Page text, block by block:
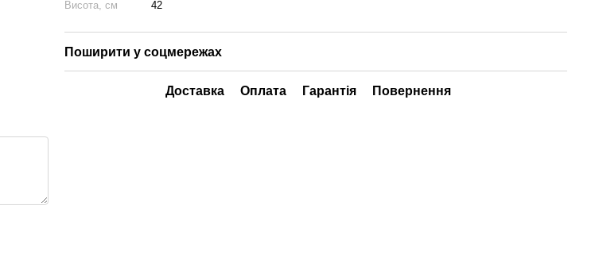
Висота, см
42
Поширити у соцмережах
Доставка Оплата Гарантія Повернення